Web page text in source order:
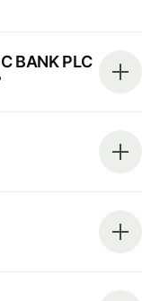
BANK PLC